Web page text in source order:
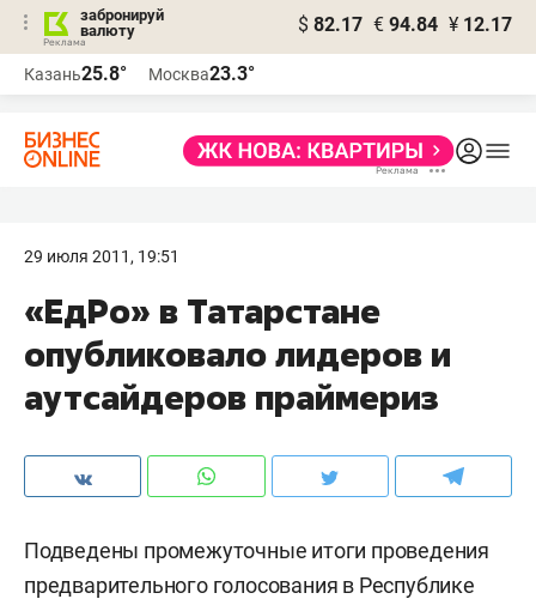
забронируй
валюту
$ 82.17 € 94.84 ¥ 12.17
Казань25.8° Москва23.3°
29 июля 2011, 19:51
«ЕдРо» в Татарстане
опубликовало лидеров и
аутсайдеров праймериз
Подведены промежуточные итоги проведения
предварительного голосования в Республике